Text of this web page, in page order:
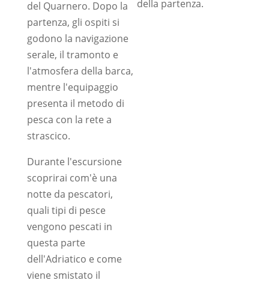
del Quarnero. Dopo la
partenza, gli ospiti si
godono la navigazione
serale, il tramonto e
l'atmosfera della barca,
mentre l'equipaggio
presenta il metodo di
pesca con la rete a
strascico.
Durante l'escursione
scoprirai com'è una
notte da pescatori,
quali tipi di pesce
vengono pescati in
questa parte
dell'Adriatico e come
viene smistato il
della partenza.